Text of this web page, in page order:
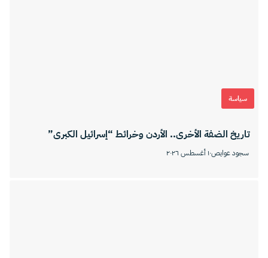
سياسة
تاريخ الضفة الأخرى.. الأردن وخرائط “إسرائيل الكبرى”
سجود عوايص١٠ أغسطس ٢٠٢٦